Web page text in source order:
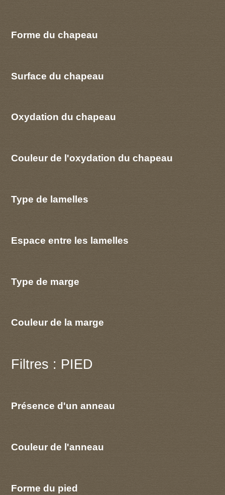
Forme du chapeau
Surface du chapeau
Oxydation du chapeau
Couleur de l'oxydation du chapeau
Type de lamelles
Espace entre les lamelles
Type de marge
Couleur de la marge
Filtres : PIED
Présence d'un anneau
Couleur de l'anneau
Forme du pied